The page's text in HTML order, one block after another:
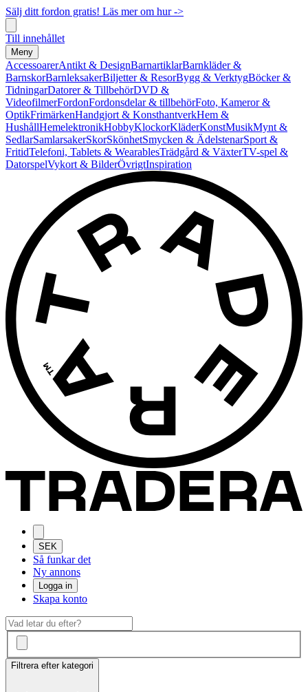
Sälj ditt fordon gratis! Läs mer om hur ->
Till innehållet
Meny
AccessoarerAntikt & DesignBarnartiklarBarnkläder &
BarnskorBarnleksakerBiljetter & ResorBygg & VerktygBöcker &
TidningarDatorer & TillbehörDVD &
VideofilmerFordonFordonsdelar & tillbehörFoto, Kameror &
OptikFrimärkenHandgjort & KonsthantverkHem &
HushållHemelektronikHobbyKlockorKläderKonstMusikMynt &
SedlarSamlarsakerSkorSkönhetSmycken & ÄdelstenarSport &
FritidTelefoni, Tablets & WearablesTrädgård & VäxterTV-spel &
DatorspelVykort & BilderÖvrigtInspiration
SEK
Så funkar det
Ny annons
Logga in
Skapa konto
Filtrera efter kategori